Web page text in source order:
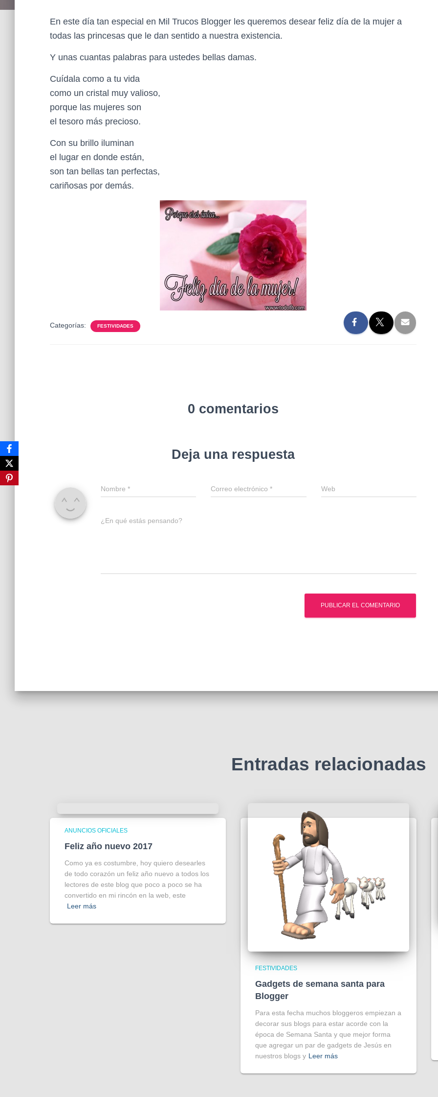
En este día tan especial en Mil Trucos Blogger les queremos desear feliz día de la mujer a
todas las princesas que le dan sentido a nuestra existencia.
Y unas cuantas palabras para ustedes bellas damas.
Cuídala como a tu vida
como un cristal muy valioso,
porque las mujeres son
el tesoro más precioso.
Con su brillo iluminan
el lugar en donde están,
son tan bellas tan perfectas,
cariñosas por demás.
Categorías: FESTIVIDADES
0 comentarios
Deja una respuesta
Nombre * Correo electrónico* Web
¿En qué estás pensando?
Entradas relacionadas
ANUNCIOS OFICIALES
Feliz año nuevo 2017
Como ya es costumbre, hoy quiero desearles
de todo corazón un feliz año nuevo a todos los
lectores de este blog que poco a poco se ha
convertido en mi rincón en la web, este
Leer más
FESTIVIDADES
Gadgets de semana santa para
Blogger
Para esta fecha muchos bloggeros empiezan a
decorar sus blogs para estar acorde con la
época de Semana Santa y que mejor forma
que agregar un par de gadgets de Jesús en
nuestros blogs y Leer más